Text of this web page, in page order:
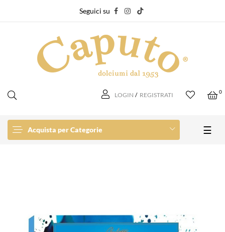
Seguici su
LOGIN / REGISTRATI 0
Acquista per Categorie ☰